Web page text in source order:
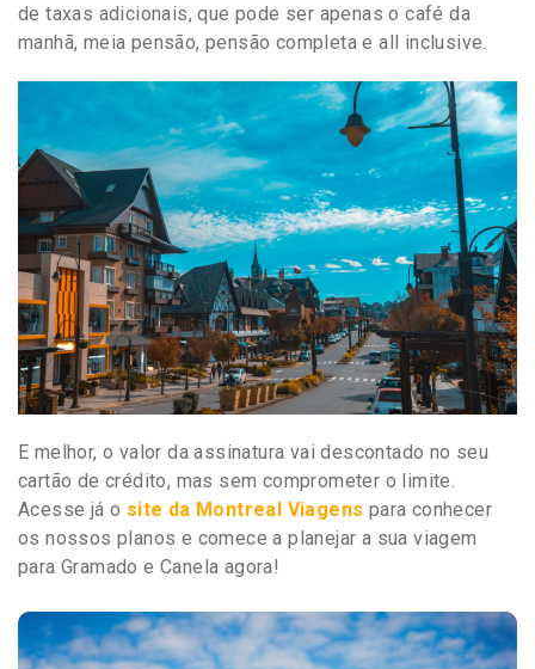
de taxas adicionais, que pode ser apenas o café da
manhã, meia pensão, pensão completa e all inclusive.
E melhor, o valor da assinatura vai descontado no seu
cartão de crédito, mas sem comprometer o limite.
Acesse já o site da Montreal Viagens para conhecer
os nossos planos e comece a planejar a sua viagem
para Gramado e Canela agora!